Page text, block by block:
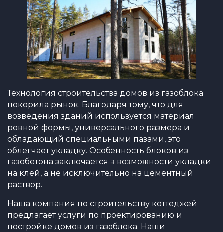
Технология строительства домов из газоблока
покорила рынок. Благодаря тому, что для
возведения зданий используется материал
ровной формы, универсального размера и
обладающий специальными пазами, это
облегчает укладку. Особенность блоков из
газобетона заключается в возможности укладки
на клей, а не исключительно на цементный
раствор.
Наша компания по строительству коттеджей
предлагает услуги по проектированию и
постройке домов из газоблока. Наши